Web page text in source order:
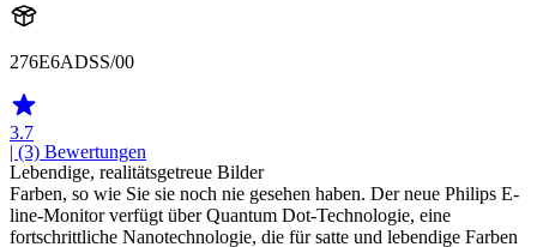
276E6ADSS/00
3.7
| (3) Bewertungen
Lebendige, realitätsgetreue Bilder
Farben, so wie Sie sie noch nie gesehen haben. Der neue Philips E-
line-Monitor verfügt über Quantum Dot-Technologie, eine
fortschrittliche Nanotechnologie, die für satte und lebendige Farben